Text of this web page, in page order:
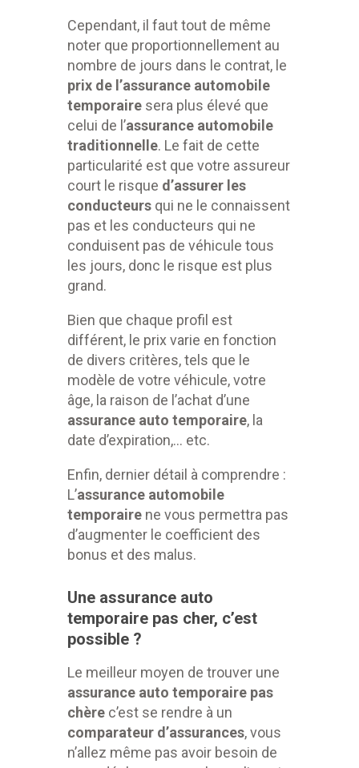
Cependant, il faut tout de même
noter que proportionnellement au
nombre de jours dans le contrat, le
prix de l’assurance automobile
temporaire sera plus élevé que
celui de l’assurance automobile
traditionnelle. Le fait de cette
particularité est que votre assureur
court le risque d’assurer les
conducteurs qui ne le connaissent
pas et les conducteurs qui ne
conduisent pas de véhicule tous
les jours, donc le risque est plus
grand.
Bien que chaque profil est
différent, le prix varie en fonction
de divers critères, tels que le
modèle de votre véhicule, votre
âge, la raison de l’achat d’une
assurance auto temporaire, la
date d’expiration,… etc.
Enfin, dernier détail à comprendre :
L’assurance automobile
temporaire ne vous permettra pas
d’augmenter le coefficient des
bonus et des malus.
Une assurance auto
temporaire pas cher, c’est
possible ?
Le meilleur moyen de trouver une
assurance auto temporaire pas
chère c’est se rendre à un
comparateur d’assurances, vous
n’allez même pas avoir besoin de